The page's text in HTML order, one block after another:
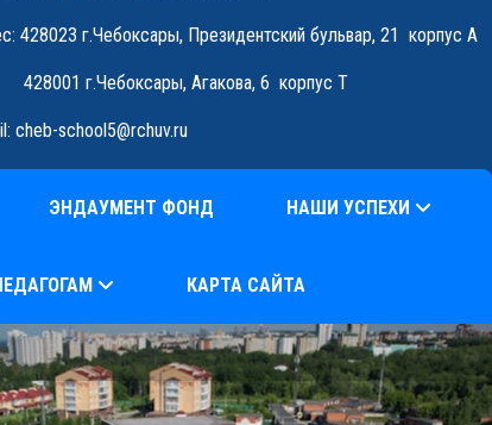
428023 г.Чебоксары, Президентский бульвар, 21 корпус А
428001 г.Чебоксары, Агакова, 6 корпус Т
cheb-school5@rchuv.ru
ЭНДАУМЕНТ ФОНД НАШИ УСПЕХИ
КАРТА САЙТА